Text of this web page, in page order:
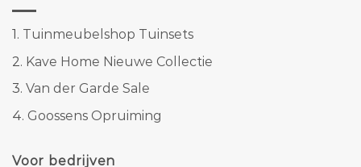
1. Tuinmeubelshop Tuinsets
2. Kave Home Nieuwe Collectie
3. Van der Garde Sale
4. Goossens Opruiming
Voor bedrijven